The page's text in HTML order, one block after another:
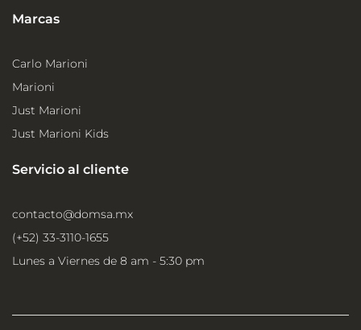
Marcas
Carlo Marioni
Marioni
Just Marioni
Just Marioni Kids
Servicio al cliente
contacto@domsa.mx
(+52) 33-3110-1655
Lunes a Viernes de 8 am - 5:30 pm